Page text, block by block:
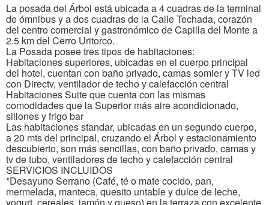
La posada del Árbol está ubicada a 4 cuadras de la terminal
de ómnibus y a dos cuadras de la Calle Techada, corazón
del centro comercial y gastronómico de Capilla del Monte a
2.5 km del Cerro Uritorco.
La Posada posee tres tipos de habitaciones:
Habitaciones superiores, ubicadas en el cuerpo principal
del hotel, cuentan con baño privado, camas somier y TV led
con Directv, ventilador de techo y calefacción central
Habitaciones Suite que cuenta con las mismas
comodidades que la Superior más aire acondicionado,
sillones y frigo bar
Las habitaciones standar, ubicadas en un segundo cuerpo,
a 20 mts del principal, cruzando el Árbol y estacionamiento
descubierto, son más sencillas, con baño privado, camas y
tv de tubo, ventiladores de techo y calefacción central
SERVICIOS INCLUIDOS
*Desayuno Serrano (Café, té o mate cocido, pan,
mermelada, manteca, quesito untable y dulce de leche,
yogurt, cereales, jamón y queso) en la terraza con excelente